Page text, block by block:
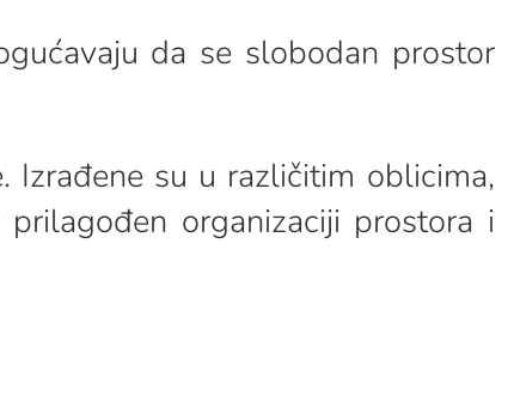
da se slobodan prostor
Izrađene su u različitim oblicima,
organizaciji prostora i